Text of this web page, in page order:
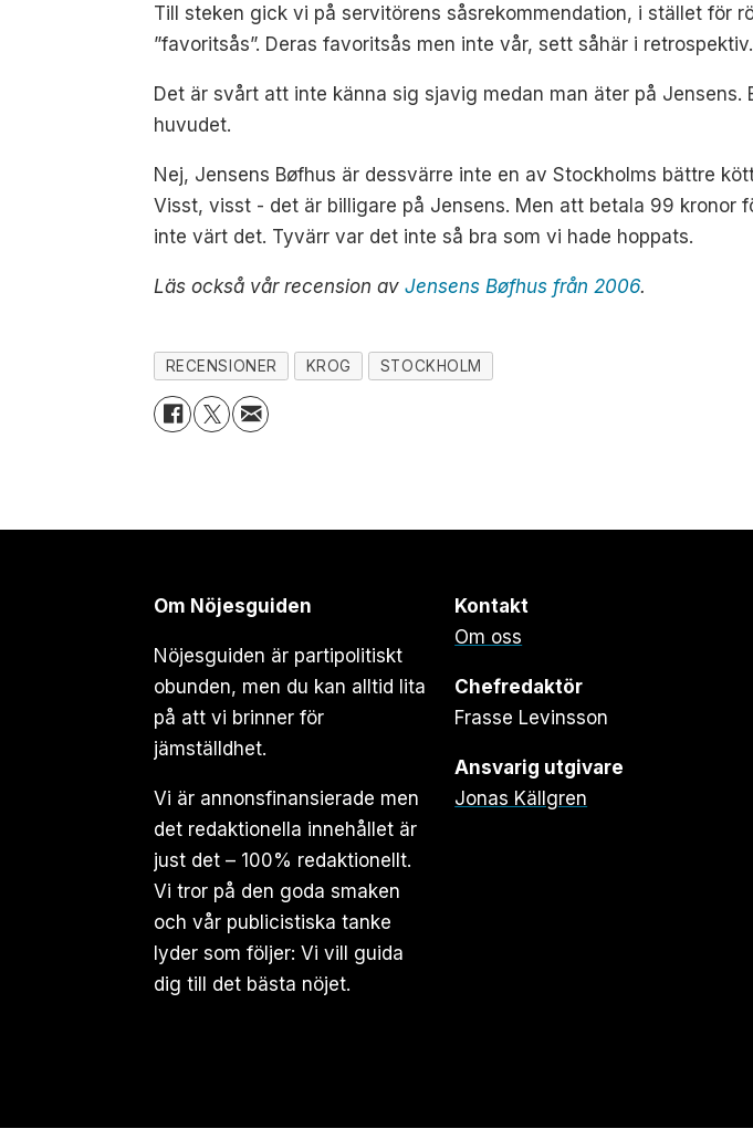
Till steken gick vi på servitörens såsrekommendation, i stället för
”favoritsås”. Deras favoritsås men inte vår, sett såhär i retrospektiv.
Det är svårt att inte känna sig sjavig medan man äter på
huvudet.
Nej, Jensens Bøfhus är dessvärre inte en av Stockholms bättre
Visst, visst - det är billigare på Jensens. Men att betala 99
inte värt det. Tyvärr var det inte så bra som vi hade hoppats.
Läs också vår recension avJensens Bøfhus från 2006.
RECENSIONER KROG STOCKHOLM
Om Nöjesguiden
Nöjesguiden är partipolitiskt
obunden, men du kan alltid lita
på att vi brinner för
jämställdhet.
Vi är annonsfinansierade men
det redaktionella innehållet är
just det – 100% redaktionellt.
Vi tror på den goda smaken
och vår publicistiska tanke
lyder som följer: Vi vill guida
dig till det bästa nöjet.
Kontakt
Om oss
Chefredaktör
Frasse Levinsson
Ansvarig utgivare
Jonas Källgren